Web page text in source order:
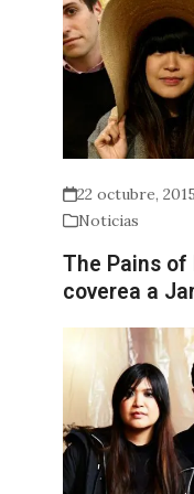
22 octubre, 2015
Noticias
The Pains of
coverea a